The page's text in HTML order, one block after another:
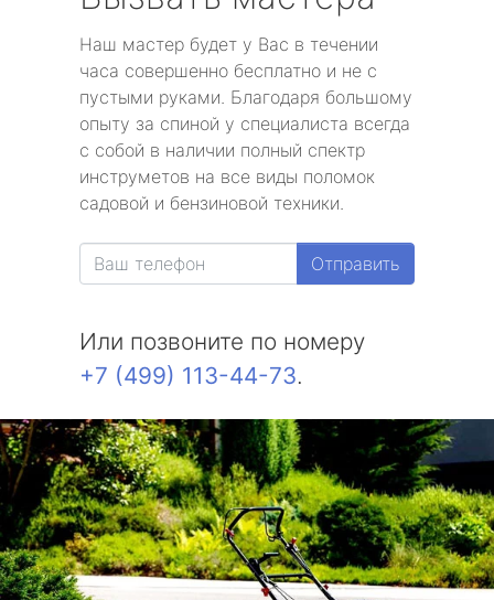
Наш мастер будет у Вас в течении
часа совершенно бесплатно и не с
пустыми руками. Благодаря большому
опыту за спиной у специалиста всегда
с собой в наличии полный спектр
инструметов на все виды поломок
садовой и бензиновой техники.
Отправить
Или позвоните по номеру
+7 (499) 113-44-73.